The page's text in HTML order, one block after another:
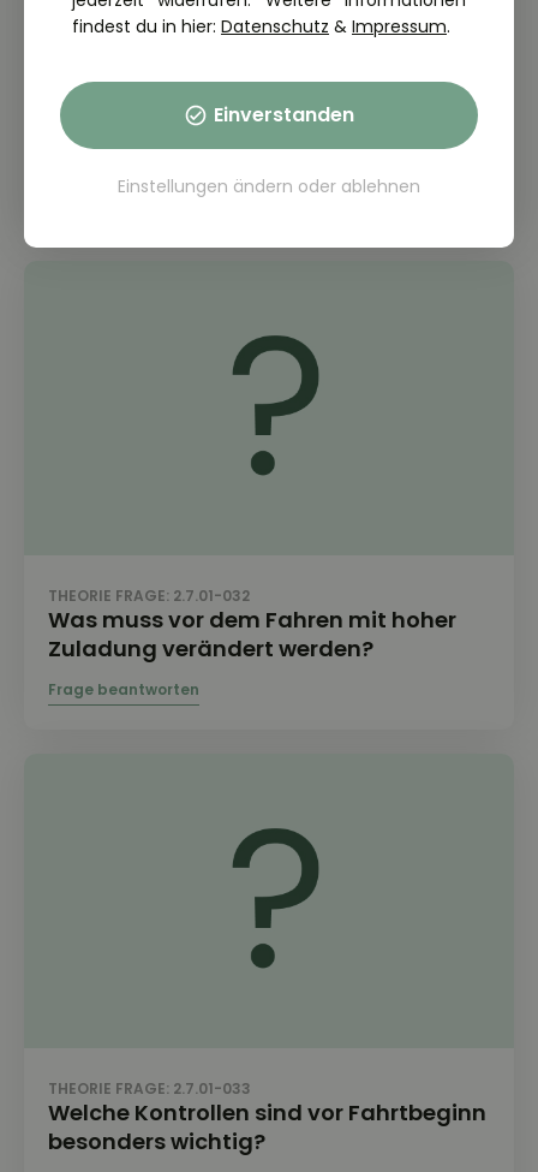
THEORIE FRAGE: 2.7.01-031
Was kann geschehen, wenn ein
Motorrad stark beschleunigt wird?
THEORIE FRAGE: 2.7.01-032
Was muss vor dem Fahren mit hoher
Zuladung verändert werden?
THEORIE FRAGE: 2.7.01-033
Welche Kontrollen sind vor Fahrtbeginn
besonders wichtig?
findest du in hier: Datenschutz & Impressum.
Einverstanden
Einstellungen ändern oder ablehnen